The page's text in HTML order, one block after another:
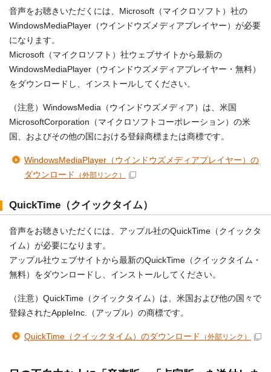
音声をお聴きいただくには、Microsoft（マイクロソフト）社の
WindowsMediaPlayer（ウインドウズメディアプレイヤー）が必要
になります。
Microsoft（マイクロソフト）社ウェブサイトから最新の
WindowsMediaPlayer（ウインドウズメディアプレイヤー・無料）
をダウンロードし、インストールしてください。
（注意）WindowsMedia（ウインドウズメディア）は、米国
MicrosoftCorporation（マイクロソフトコーポレーション）の米
国、およびその他の国における登録商標または商標です。
WindowsMediaPlayer（ウインドウズメディアプレイヤー）の
ダウンロード
（外部リンク）
QuickTime（クイックタイム）
音声をお聴きいただくには、アップル社のQuickTime（クイックタ
イム）が必要になります。
アップル社ウェブサイトから最新のQuickTime（クイックタイム・
無料）をダウンロードし、インストールしてください。
（注意）QuickTime（クイックタイム）は、米国および他の国々で
登録されたAppleInc.（アップル）の商標です。
QuickTime（クイックタイム）のダウンロード （外部リンク）